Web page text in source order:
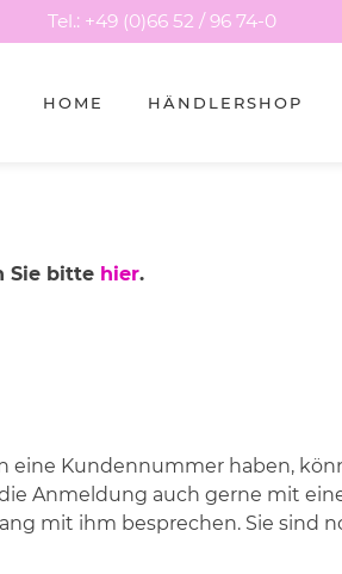
Tel.: +49 (0)66 52 / 96 74-0
HOME HÄNDLERSHOP
Sie bitte hier.
Kundennummer haben,
Anmeldung auch gerne mit
mit ihm besprechen. Sie sind